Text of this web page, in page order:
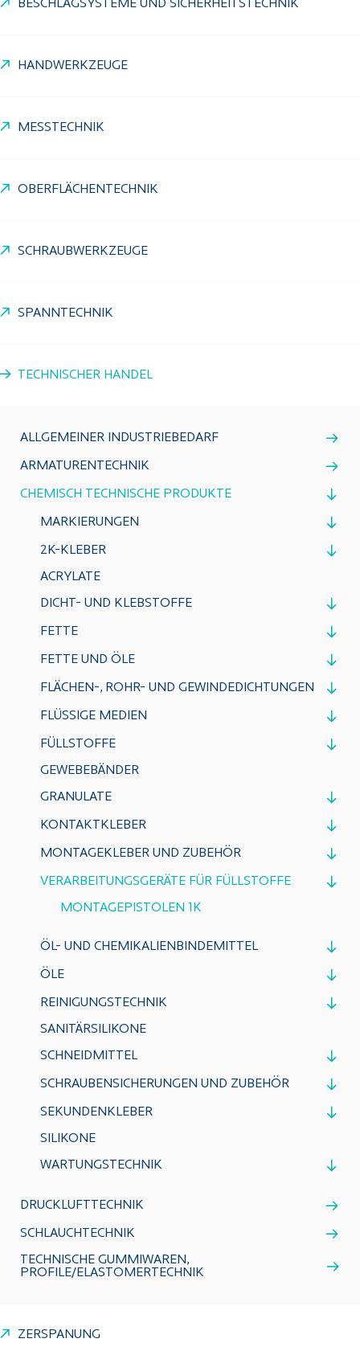
BESCHLAGSYSTEME UND SICHERHEITSTECHNIK
HANDWERKZEUGE
MESSTECHNIK
OBERFLÄCHENTECHNIK
SCHRAUBWERKZEUGE
SPANNTECHNIK
TECHNISCHER HANDEL
ALLGEMEINER INDUSTRIEBEDARF
ARMATURENTECHNIK
CHEMISCH TECHNISCHE PRODUKTE
MARKIERUNGEN
2K-KLEBER
ACRYLATE
DICHT- UND KLEBSTOFFE
FETTE
FETTE UND ÖLE
FLÄCHEN-, ROHR- UND GEWINDEDICHTUNGEN
FLÜSSIGE MEDIEN
FÜLLSTOFFE
GEWEBEBÄNDER
GRANULATE
KONTAKTKLEBER
MONTAGEKLEBER UND ZUBEHÖR
VERARBEITUNGSGERÄTE FÜR FÜLLSTOFFE
MONTAGEPISTOLEN 1K
ÖL- UND CHEMIKALIENBINDEMITTEL
ÖLE
REINIGUNGSTECHNIK
SANITÄRSILIKONE
SCHNEIDMITTEL
SCHRAUBENSICHERUNGEN UND ZUBEHÖR
SEKUNDENKLEBER
SILIKONE
WARTUNGSTECHNIK
DRUCKLUFTTECHNIK
SCHLAUCHTECHNIK
TECHNISCHE GUMMIWAREN,
PROFILE/ELASTOMERTECHNIK
ZERSPANUNG